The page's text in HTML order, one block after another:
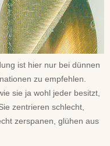
ist hier nur bei dünnen
zu empfehlen.
sie ja wohl jeder besitzt,
zentrieren schlecht,
zerspanen, glühen aus